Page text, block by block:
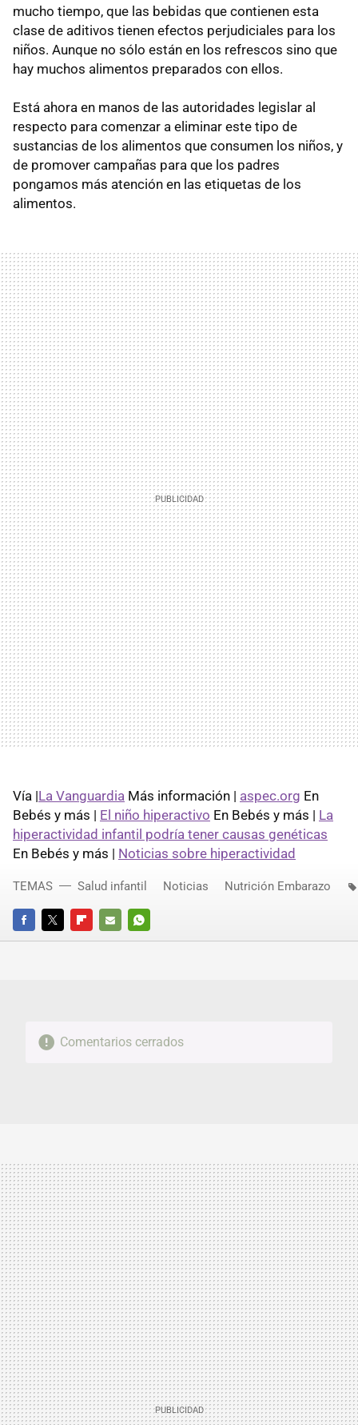
mucho tiempo, que las bebidas que contienen esta
clase de aditivos tienen efectos perjudiciales para los
niños. Aunque no sólo están en los refrescos sino que
hay muchos alimentos preparados con ellos.
Está ahora en manos de las autoridades legislar al
respecto para comenzar a eliminar este tipo de
sustancias de los alimentos que consumen los niños, y
de promover campañas para que los padres
pongamos más atención en las etiquetas de los
alimentos.
Vía |La Vanguardia Más información | aspec.org En
Bebés y más | El niño hiperactivo En Bebés y más | La
hiperactividad infantil podría tener causas genéticas
En Bebés y más | Noticias sobre hiperactividad
FACEBOOKTWITTERFLIPBOARD
E-
WHATSAPP
TEMAS Salud infantil Noticias Nutrición Embarazo
Comentarios cerrados